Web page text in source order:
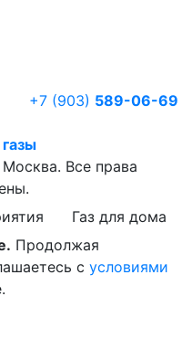
+7 (903) 589-06-69
Все права
Газ для дома
Продолжая
с условиями